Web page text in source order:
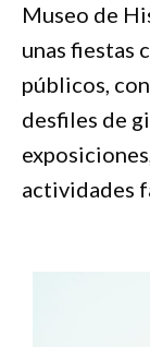
Museo de
unas fiestas
públicos,
desfiles de
actividades